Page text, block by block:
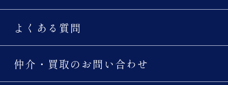
よくある質問
仲介・買取のお問い合わせ